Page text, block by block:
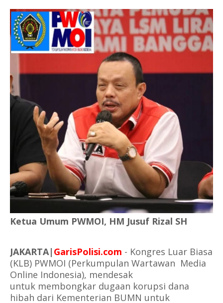
Ketua Umum PWMOI, HM Jusuf Rizal SH
JAKARTA| GarisPolisi.com - Kongres Luar Biasa
(KLB) PWMOI (Perkumpulan Wartawan Media
Online Indonesia), mendesak
untuk membongkar dugaan korupsi dana
hibah dari Kementerian BUMN untuk